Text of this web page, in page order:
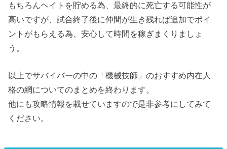
もちろんヘイトを貯める為、最終的に死亡する可能性が
高いですが、試合終了後に仲間が生き残れば追加でポイ
ントがもらえる為、安心して時間を稼ぎまくりましょ
う。
以上でサバイバーの中の「機械技師」のおすすめ内在人
格の網についてのまとめを終わります。
他にも攻略情報を載せていますので是非参考にしてみて
ください。